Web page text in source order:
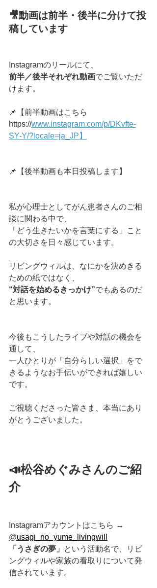
🎥動画は前半・後半に分けて投
稿しています
Instagramのリールにて、
前半／後半それぞれ動画でご覧いただ
けます。
📌【前半動画はこちら
https://www.instagram.com/p/DKvfte-
SY-Y/?locale=ja_JP】
📌【後半動画も本日投稿します】
私が心理士としてがん患者さんのご相
談に関わる中で、
「どう生きたいかを言葉にする」こと
の大切さを日々感じています。
リビングウィルは、なにかを決めきる
ための紙ではなく、
“対話を始めるきっかけ”でもあるのだ
と思います。
今後もこうしたライブや対話の機会を
通して、
一人ひとりが「自分らしい選択」をで
きるようなお手伝いができれば嬉しい
です。
ご視聴くださった皆さま、本当にあり
がとうございました。
📣松谷めぐみさんのご紹
介
Instagramアカウントはこちら →
@usagi_no_yume_livingwill
「うさぎの夢」
という活動名で、リビ
ングウィルや家族の看取りについて発
信されています。